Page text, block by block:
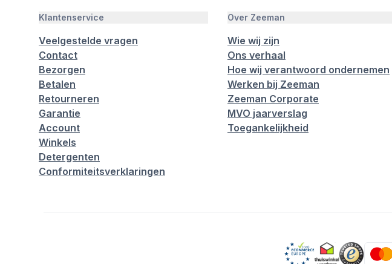
Klantenservice
Veelgestelde vragen
Contact
Bezorgen
Betalen
Retourneren
Garantie
Account
Winkels
Detergenten
Conformiteitsverklaringen
Over Zeeman
Wie wij zijn
Ons verhaal
Hoe wij verantwoord ondernemen
Werken bij Zeeman
Zeeman Corporate
MVO jaarverslag
Toegankelijkheid